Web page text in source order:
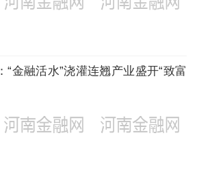
“金融活水”浇灌连翘产业盛开“致富